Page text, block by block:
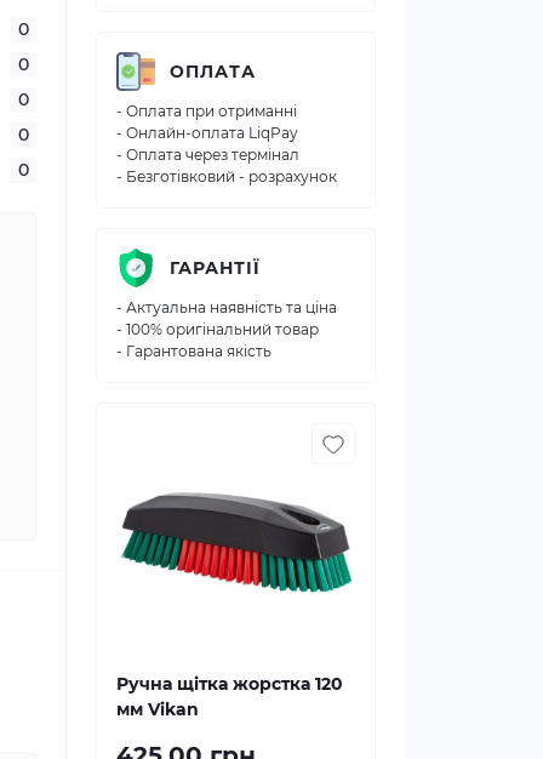
0
0
0
0
0
ОПЛАТА
- Оплата при отриманні
- Онлайн-оплата LiqPay
- Оплата через термінал
- Безготівковий - розрахунок
ГАРАНТІЇ
- Актуальна наявність та ціна
- 100% оригінальний товар
- Гарантована якість
Ручна щітка жорстка 120
мм Vikan